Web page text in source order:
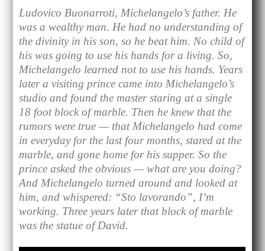
Ludovico Buonarroti, Michelangelo’s father. He
was a wealthy man. He had no understanding of
the divinity in his son, so he beat him. No child of
his was going to use his hands for a living. So,
Michelangelo learned not to use his hands. Years
later a visiting prince came into Michelangelo’s
studio and found the master staring at a single
18 foot block of marble. Then he knew that the
rumors were true — that Michelangelo had come
in everyday for the last four months, stared at the
marble, and gone home for his supper. So the
prince asked the obvious — what are you doing?
And Michelangelo turned around and looked at
him, and whispered: “Sto lavorando”, I’m
working. Three years later that block of marble
was the statue of David.